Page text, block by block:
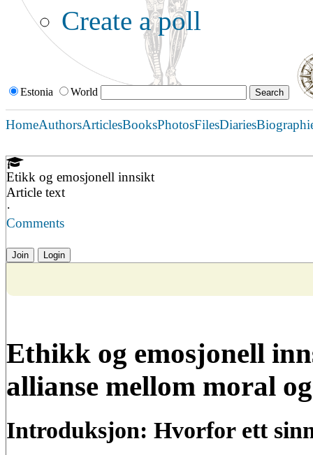
Create a poll
Estonia World
HomeAuthorsArticlesBooksPhotosFilesDiaries
Etikk og emosjonell innsikt
Article text
·
Comments
Join Login
Ethikk og emosjonell
allianse mellom moral
Introduksjon: Hvorfor ett